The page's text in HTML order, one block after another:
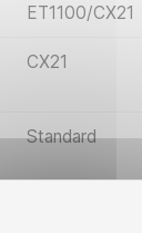
ET1100/CX21
CX21
Standard